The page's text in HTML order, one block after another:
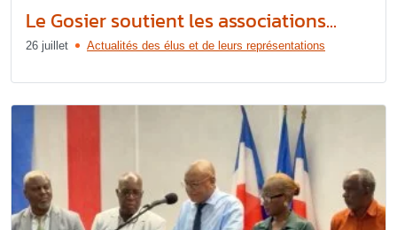
Le Gosier soutient les associations...
26 juillet Actualités des élus et de leurs représentations